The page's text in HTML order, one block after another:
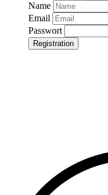
Name
Email
Passwort
Registration